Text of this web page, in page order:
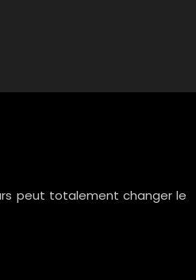
peut totalement changer le